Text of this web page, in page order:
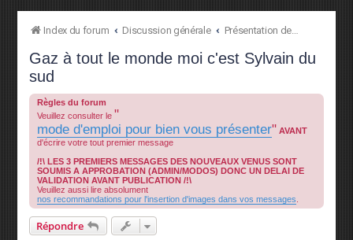
Index du forum Discussion générale Présentation des membres
Gaz à tout le monde moi c'est Sylvain du
sud
Règles du forum
Veuillez consulter le"
mode d'emploi pour bien vous présenter" AVANT
d'écrire votre tout premier message
/!\ LES 3 PREMIERS MESSAGES DES NOUVEAUX VENUS SONT
SOUMIS A APPROBATION (ADMIN/MODOS) DONC UN DELAI DE
VALIDATION AVANT PUBLICATION /!\
Veuillez aussi lire absolument
nos recommandations pour l'insertion d'images dans vos messages
Répondre